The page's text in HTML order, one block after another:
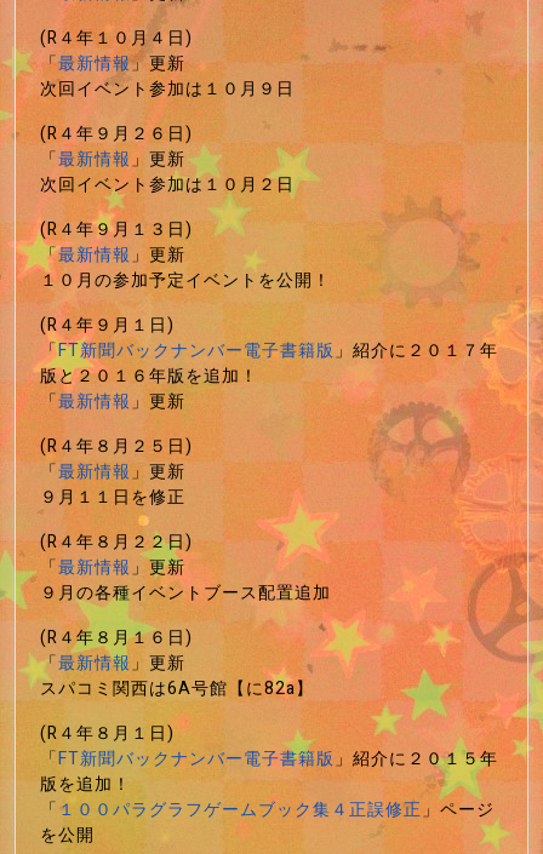
(R４年１０月４日)
「最新情報」更新
次回イベント参加は１０月９日
(R４年９月２６日)
「最新情報」更新
次回イベント参加は１０月２日
(R４年９月１３日)
「最新情報」更新
１０月の参加予定イベントを公開！
(R４年９月１日)
「FT新聞バックナンバー電子書籍版」紹介に２０１７年
版と２０１６年版を追加！
「最新情報」更新
(R４年８月２５日)
「最新情報」更新
９月１１日を修正
(R４年８月２２日)
「最新情報」更新
９月の各種イベントブース配置追加
(R４年８月１６日)
「最新情報」更新
スパコミ関西は6A号館【に82a】
(R４年８月１日)
「FT新聞バックナンバー電子書籍版」紹介に２０１５年
版を追加！
「 １００パラグラフゲームブック集４正誤修正」ページ
を公開